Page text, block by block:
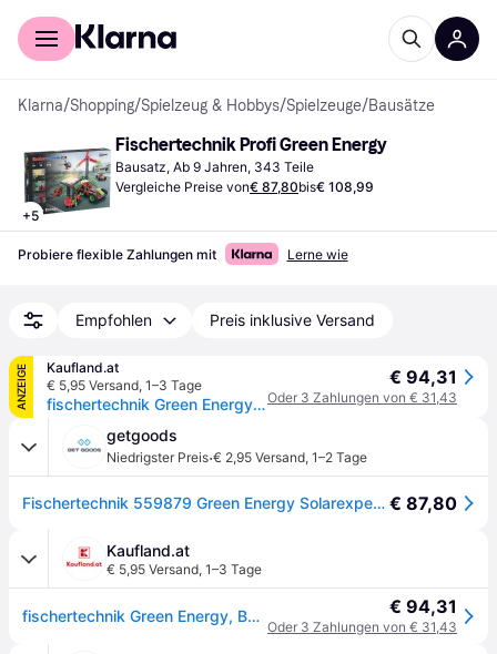
Für Shopper
Klarna/Shopping/Spielzeug & Hobbys/Spielzeuge/Bausätze
+5
Fischertechnik Profi Green Energy
Bausatz, Ab 9 Jahren, 343 Teile
Vergleiche Preise von€ 87,80bis€ 108,99
Probiere flexible Zahlungen mit Lerne wie
Empfohlen Preis inklusive Versand
ANZEIGE
Kaufland.at
€ 5,95 Versand, 1–3 Tage
fischertechnik Green Energy, Bausatz, 9 Jahr(e), 343 Stück(e)
€ 94,31
Oder 3 Zahlungen von € 31,43
getgoods
Niedrigster Preis·€ 2,95 Versand, 1–2 Tage
Fischertechnik 559879 Green Energy Solarexperimentierkasten € 87,80
Kaufland.at
€ 5,95 Versand, 1–3 Tage
fischertechnik Green Energy, Bausatz, 9 Jahr(e), 343 Stück(e) € 94,31
Oder 3 Zahlungen von € 31,43